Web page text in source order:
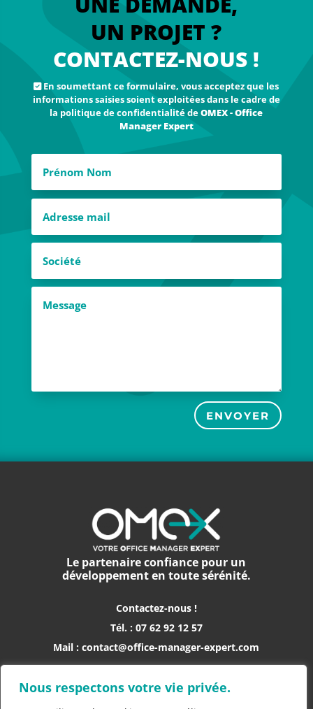
Nous respectons votre vie privée.
UN PROJET ?
CONTACTEZ-NOUS !
En soumettant ce formulaire, vous acceptez que les
informations saisies soient exploitées dans le cadre de
la politique de confidentialité deOMEX - Office
Manager Expert
ENVOYER
Le partenaire confiance pour un
développement en toute sérénité.
Contactez-nous !
Tél. : 07 62 92 12 57
Mail : contact@office-manager-expert.com
Suivez-nous sur les réseaux sociaux